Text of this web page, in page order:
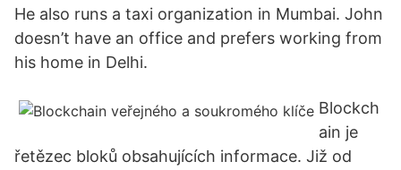
He also runs a taxi organization in Mumbai. John
doesn’t have an office and prefers working from
his home in Delhi.
Blockch
ain je
řetězec bloků obsahujících informace. Již od